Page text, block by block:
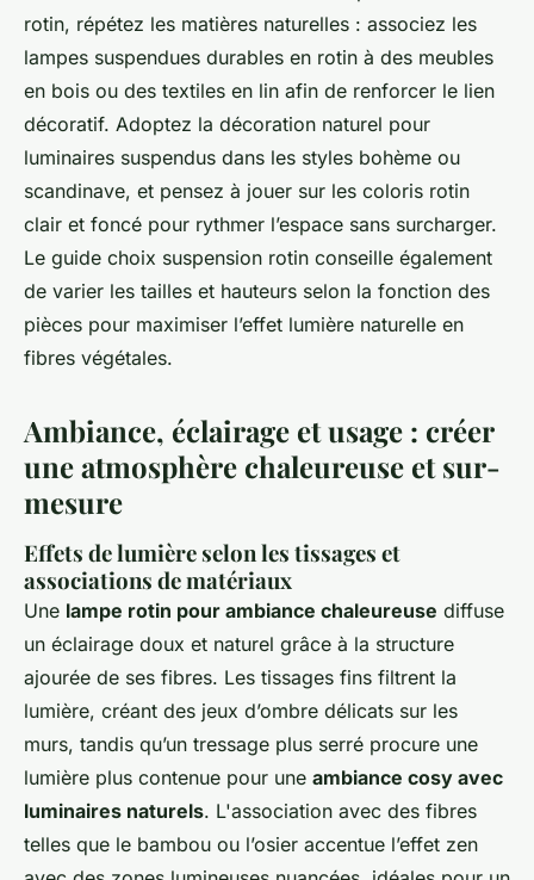
rotin, répétez les matières naturelles : associez les
lampes suspendues durables en rotin à des meubles
en bois ou des textiles en lin afin de renforcer le lien
décoratif. Adoptez la décoration naturel pour
luminaires suspendus dans les styles bohème ou
scandinave, et pensez à jouer sur les coloris rotin
clair et foncé pour rythmer l’espace sans surcharger.
Le guide choix suspension rotin conseille également
de varier les tailles et hauteurs selon la fonction des
pièces pour maximiser l’effet lumière naturelle en
fibres végétales.
Ambiance, éclairage et usage : créer
une atmosphère chaleureuse et sur-
mesure
Effets de lumière selon les tissages et
associations de matériaux
Une lampe rotin pour ambiance chaleureuse diffuse
un éclairage doux et naturel grâce à la structure
ajourée de ses fibres. Les tissages fins filtrent la
lumière, créant des jeux d’ombre délicats sur les
murs, tandis qu’un tressage plus serré procure une
lumière plus contenue pour une ambiance cosy avec
luminaires naturels. L'association avec des fibres
telles que le bambou ou l’osier accentue l’effet zen